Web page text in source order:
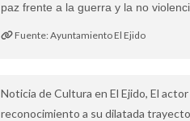
paz frente a la guerra y la no
Fuente: Ayuntamiento El Ejido
Noticia de Cultura en El Ejido, El
reconocimiento a su dilatada